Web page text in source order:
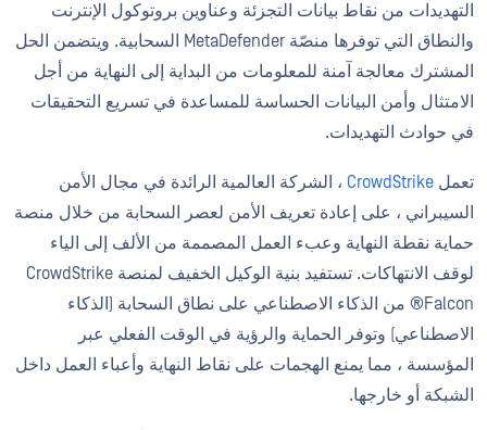
التهديدات من نقاط بيانات التجزئة وعناوين بروتوكول الإنترنت
والنطاق التي توفرها منصّة MetaDefender السحابية. ويتضمن الحل
المشترك معالجة آمنة للمعلومات من البداية إلى النهاية من أجل
الامتثال وأمن البيانات الحساسة للمساعدة في تسريع التحقيقات
في حوادث التهديدات.
تعمل CrowdStrike ، الشركة العالمية الرائدة في مجال الأمن
السيبراني ، على إعادة تعريف الأمن لعصر السحابة من خلال منصة
حماية نقطة النهاية وعبء العمل المصممة من الألف إلى الياء
لوقف الانتهاكات. تستفيد بنية الوكيل الخفيف لمنصة CrowdStrike
Falcon® من الذكاء الاصطناعي على نطاق السحابة (الذكاء
الاصطناعي) وتوفر الحماية والرؤية في الوقت الفعلي عبر
المؤسسة ، مما يمنع الهجمات على نقاط النهاية وأعباء العمل داخل
الشبكة أو خارجها.